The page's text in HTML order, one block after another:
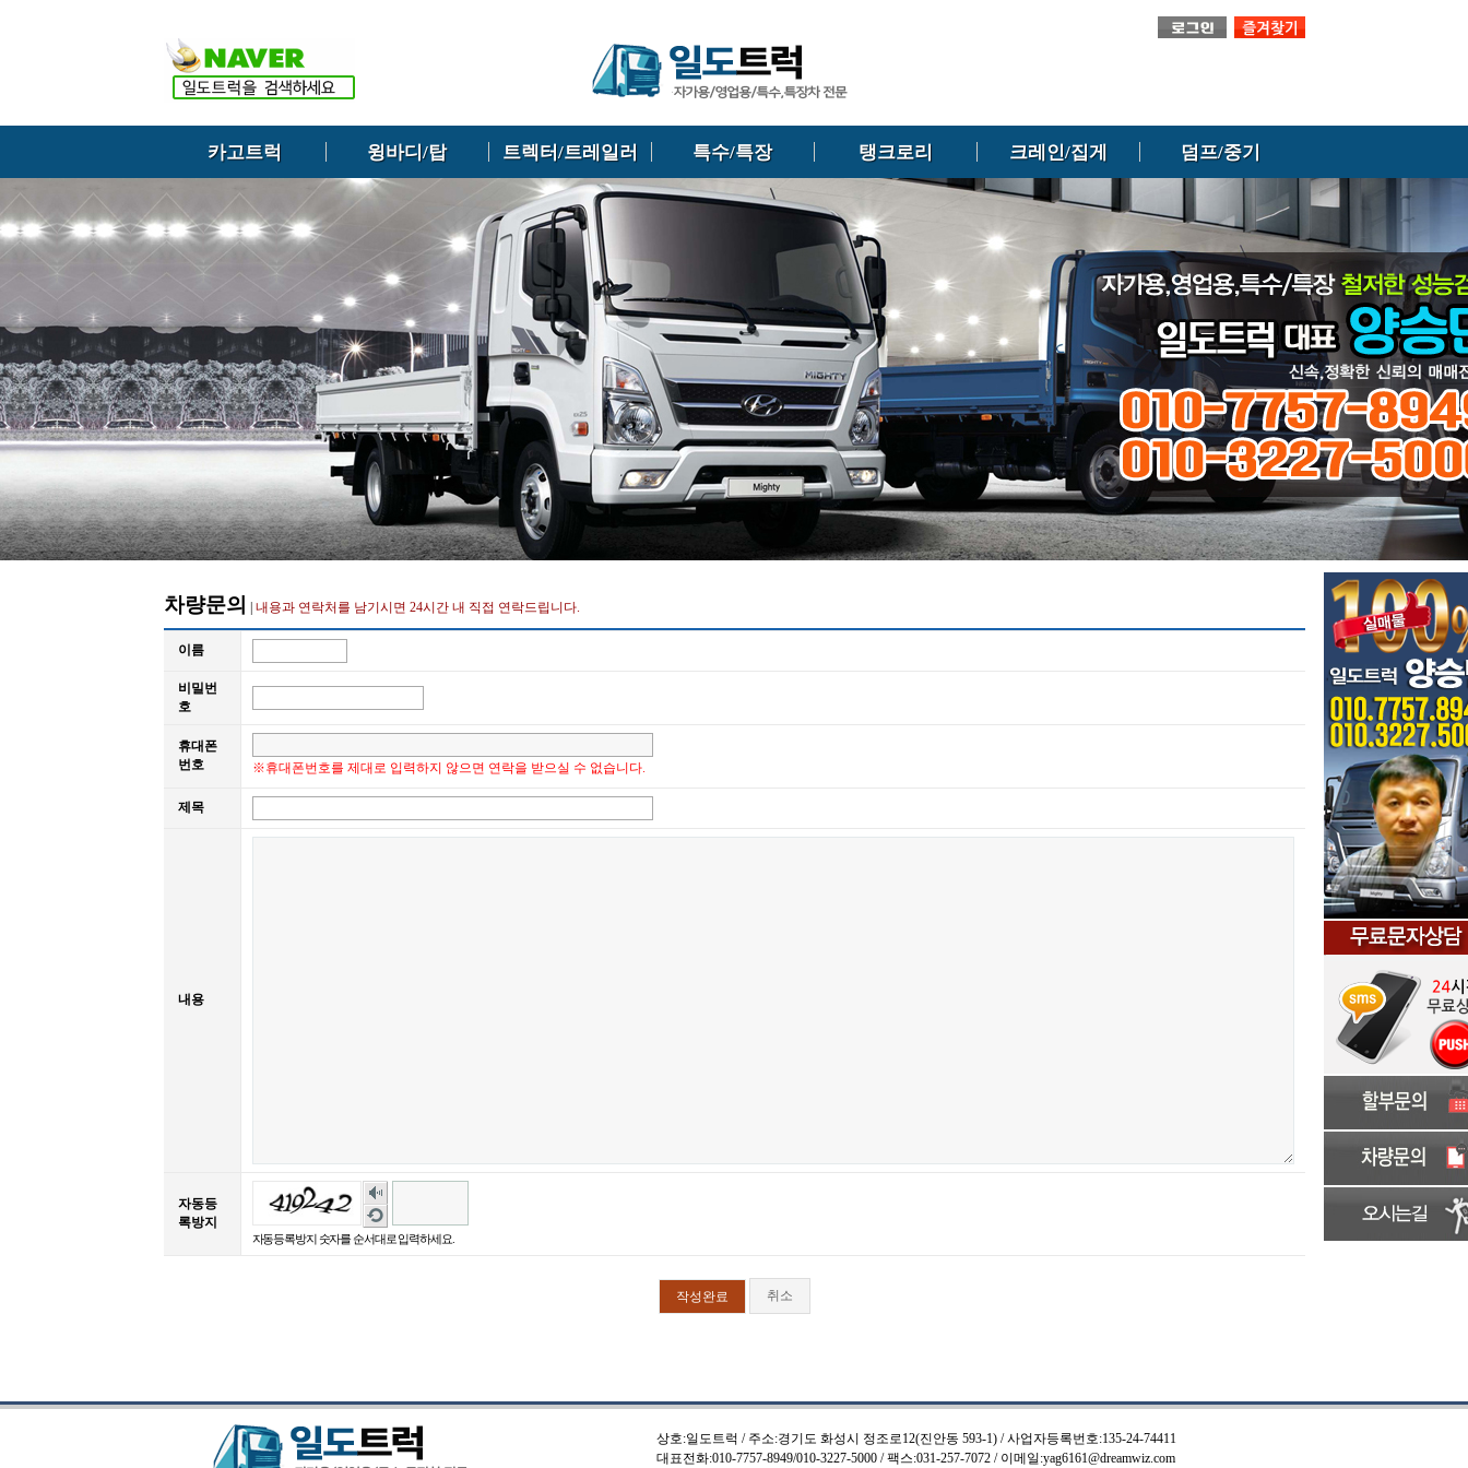
카고트럭 윙바디/탑 트렉터/트레일러 특수/특장 탱크로리 크레인/집게 덤프/중기
차량문의 내용과 연락처를 남기시면 24시간 내 직접 연락드립니다.
이름
비밀번
호
휴대폰
번호
※휴대폰번호를 제대로 입력하지 않으면 연락을 받으실 수 없습니다.
제목
내용
자동등
록방지
숫
자
음
성
새
로
고
자동등록방지 숫자를 순서대로 입력하세요.
취소
상호:일도트럭 / 주소:경기도 화성시 정조로12(진안동 593-1) / 사업자등록번호:135-24-74411
대표전화:010-7757-8949/010-3227-5000 / 팩스:031-257-7072 / 이메일:yag6161@dreamwiz.com